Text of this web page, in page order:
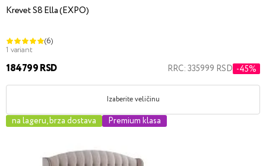
Krevet S8 Ella (EXPO)
(6)
1 variant
184799 RSD RRC: 335999 RSD -45%
Izaberite veličinu
na lageru, brza dostava Premium klasa